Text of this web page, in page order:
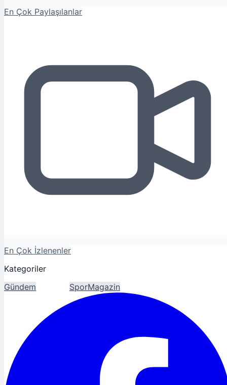
En Çok Paylaşılanlar
En Çok İzlenenler
Kategoriler
Gündem
SporMagazin